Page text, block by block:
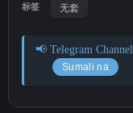
标签 无套
📢 Telegram Channel
Sumali na